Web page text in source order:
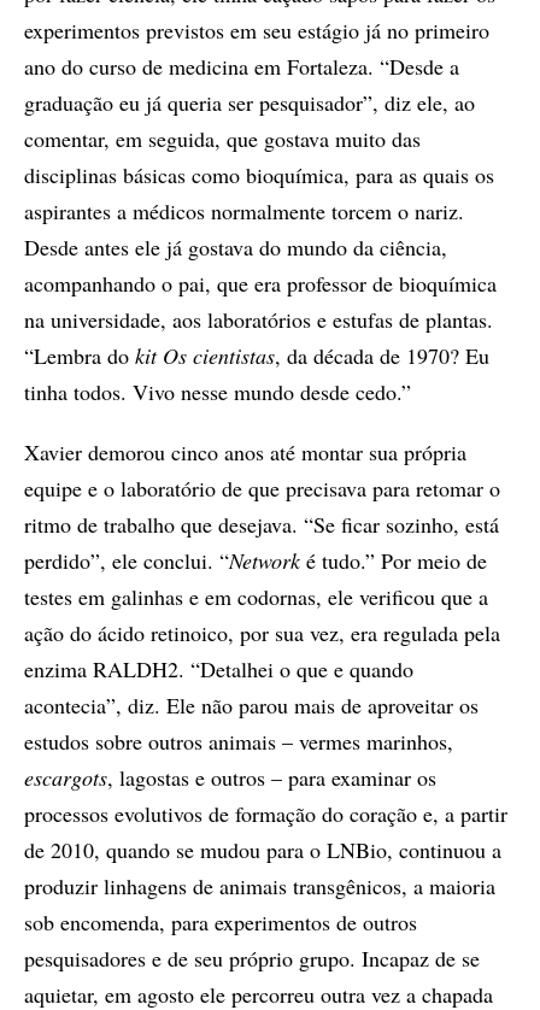
experimentos previstos em seu estágio já no primeiro
ano do curso de medicina em Fortaleza. “Desde a
graduação eu já queria ser pesquisador”, diz ele, ao
comentar, em seguida, que gostava muito das
disciplinas básicas como bioquímica, para as quais os
aspirantes a médicos normalmente torcem o nariz.
Desde antes ele já gostava do mundo da ciência,
acompanhando o pai, que era professor de bioquímica
na universidade, aos laboratórios e estufas de plantas.
“Lembra do kit Os cientistas, da década de 1970? Eu
tinha todos. Vivo nesse mundo desde cedo.”
Xavier demorou cinco anos até montar sua própria
equipe e o laboratório de que precisava para retomar o
ritmo de trabalho que desejava. “Se ficar sozinho, está
perdido”, ele conclui. “Networké tudo.” Por meio de
testes em galinhas e em codornas, ele verificou que a
ação do ácido retinoico, por sua vez, era regulada pela
enzima RALDH2. “Detalhei o que e quando
acontecia”, diz. Ele não parou mais de aproveitar os
estudos sobre outros animais – vermes marinhos,
escargots, lagostas e outros – para examinar os
processos evolutivos de formação do coração e, a partir
de 2010, quando se mudou para o LNBio, continuou a
produzir linhagens de animais transgênicos, a maioria
sob encomenda, para experimentos de outros
pesquisadores e de seu próprio grupo. Incapaz de se
aquietar, em agosto ele percorreu outra vez a chapada